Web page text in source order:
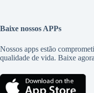
Baixe nossos APPs
Nossos apps estão
qualidade de vida. Baixe